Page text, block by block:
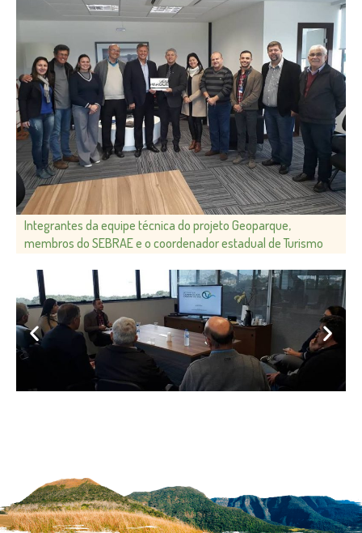
Integrantes da equipe técnica do projeto Geoparque,
membros do SEBRAE e o coordenador estadual de Turismo